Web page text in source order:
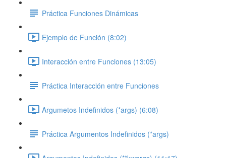
Práctica Funciones Dinámicas
Ejemplo de Función (8:02)
Interacción entre Funciones (13:05)
Práctica Interacción entre Funciones
Argumetos Indefinidos (*args) (6:08)
Práctica Argumentos Indefinidos (*args)